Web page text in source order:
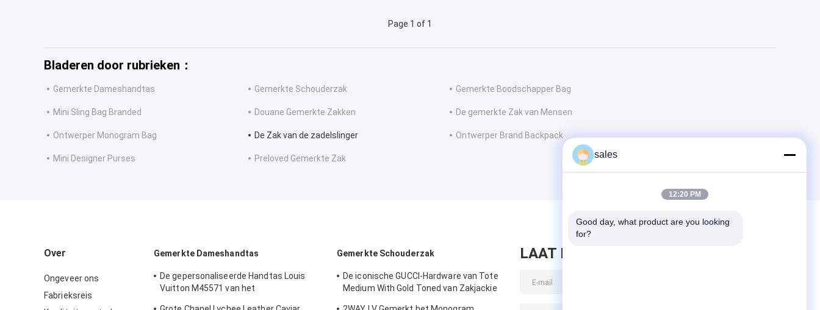
Page 1 of 1
Bladeren door rubrieken：
Gemerkte Dameshandtas Gemerkte Schouderzak Gemerkte Boodschapper Bag
Mini Sling Bag Branded Douane Gemerkte Zakken De gemerkte Zak van Mensen
Ontwerper Monogram Bag De Zak van de zadelslinger Ontwerper Brand Backpack
Mini Designer Purses Preloved Gemerkte Zak
Over
Ongeveer ons
Fabrieksreis
Gemerkte Dameshandtas
De gepersonaliseerde Handtas Louis
Vuitton M45571 van het
Gemerkte Schouderzak
De iconische GUCCI-Hardware van Tote
Medium With Gold Toned van Zakjackie
LAAT BERICHT ACHTER
sales
12:20 PM
Good day, what product are you looking
for?